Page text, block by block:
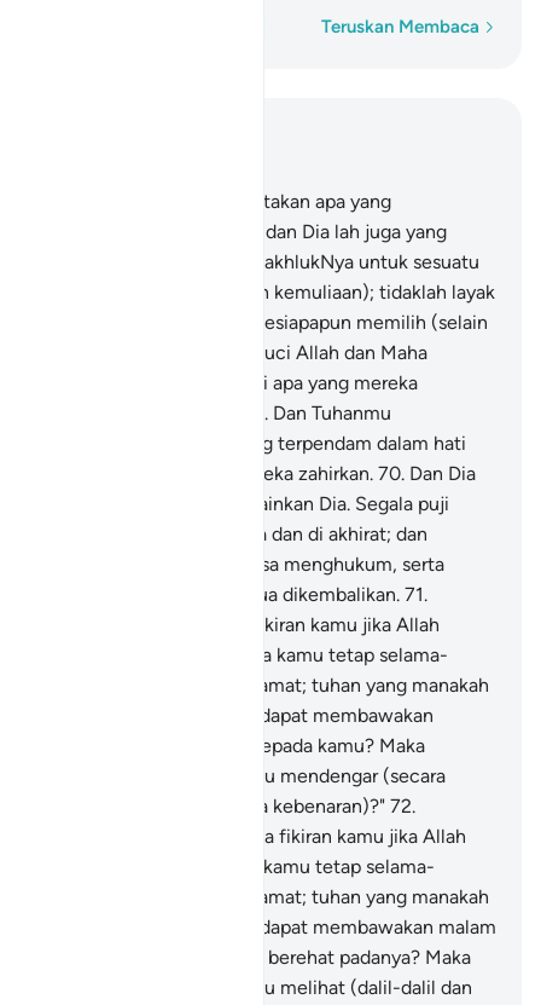
Teruskan Membaca
Dan Tuhanmu menciptakan apa yang
dirancangkan berlakunya, dan Dia lah juga yang
memilih (satu-satu dari makhlukNya untuk sesuatu
tugas atau keutamaan dan kemuliaan); tidaklah layak
dan tidaklah berhak bagi sesiapapun memilih (selain
dari pilihan Allah). Maha Suci Allah dan Maha
Tinggilah keadaanNya dari apa yang mereka
. Dan Tuhanmu
mengetahui akan apa yang terpendam dalam hati
mereka dan apa yang mereka zahirkan. 70. Dan Dia
lah Allah tiada Tuhan melainkan Dia. Segala puji
tertentu bagiNya, di dunia dan di akhirat; dan
hanyalah Dia yang berkuasa menghukum, serta
kepadaNyalah kamu semua dikembalikan. 71.
Katakanlah: "Bagaimana fikiran kamu jika Allah
menjadikan malam kepada kamu tetap selama-
lamanya hingga ke hari kiamat; tuhan yang manakah
yang lain dari Allah, yang dapat membawakan
cahaya yang menerangi kepada kamu? Maka
mengapa kamu tidak mahu mendengar (secara
memahami dan menerima kebenaran)?" 72.
katakanlah lagi: Bagaimana fikiran kamu jika Allah
menjadikan siang kepada kamu tetap selama-
lamanya hingga ke hari kiamat; tuhan yang manakah
yang lain dari Allah, yang dapat membawakan malam
kepada kamu untuk kamu berehat padanya? Maka
mengapa kamu tidak mahu melihat (dalil-dalil dan